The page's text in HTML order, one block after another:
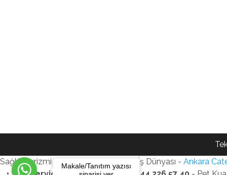
Sağlık Turizmi Reklam Ajansı - Gezi - İş Dünyası - Ankara
Makale/Tanıtım yazısı